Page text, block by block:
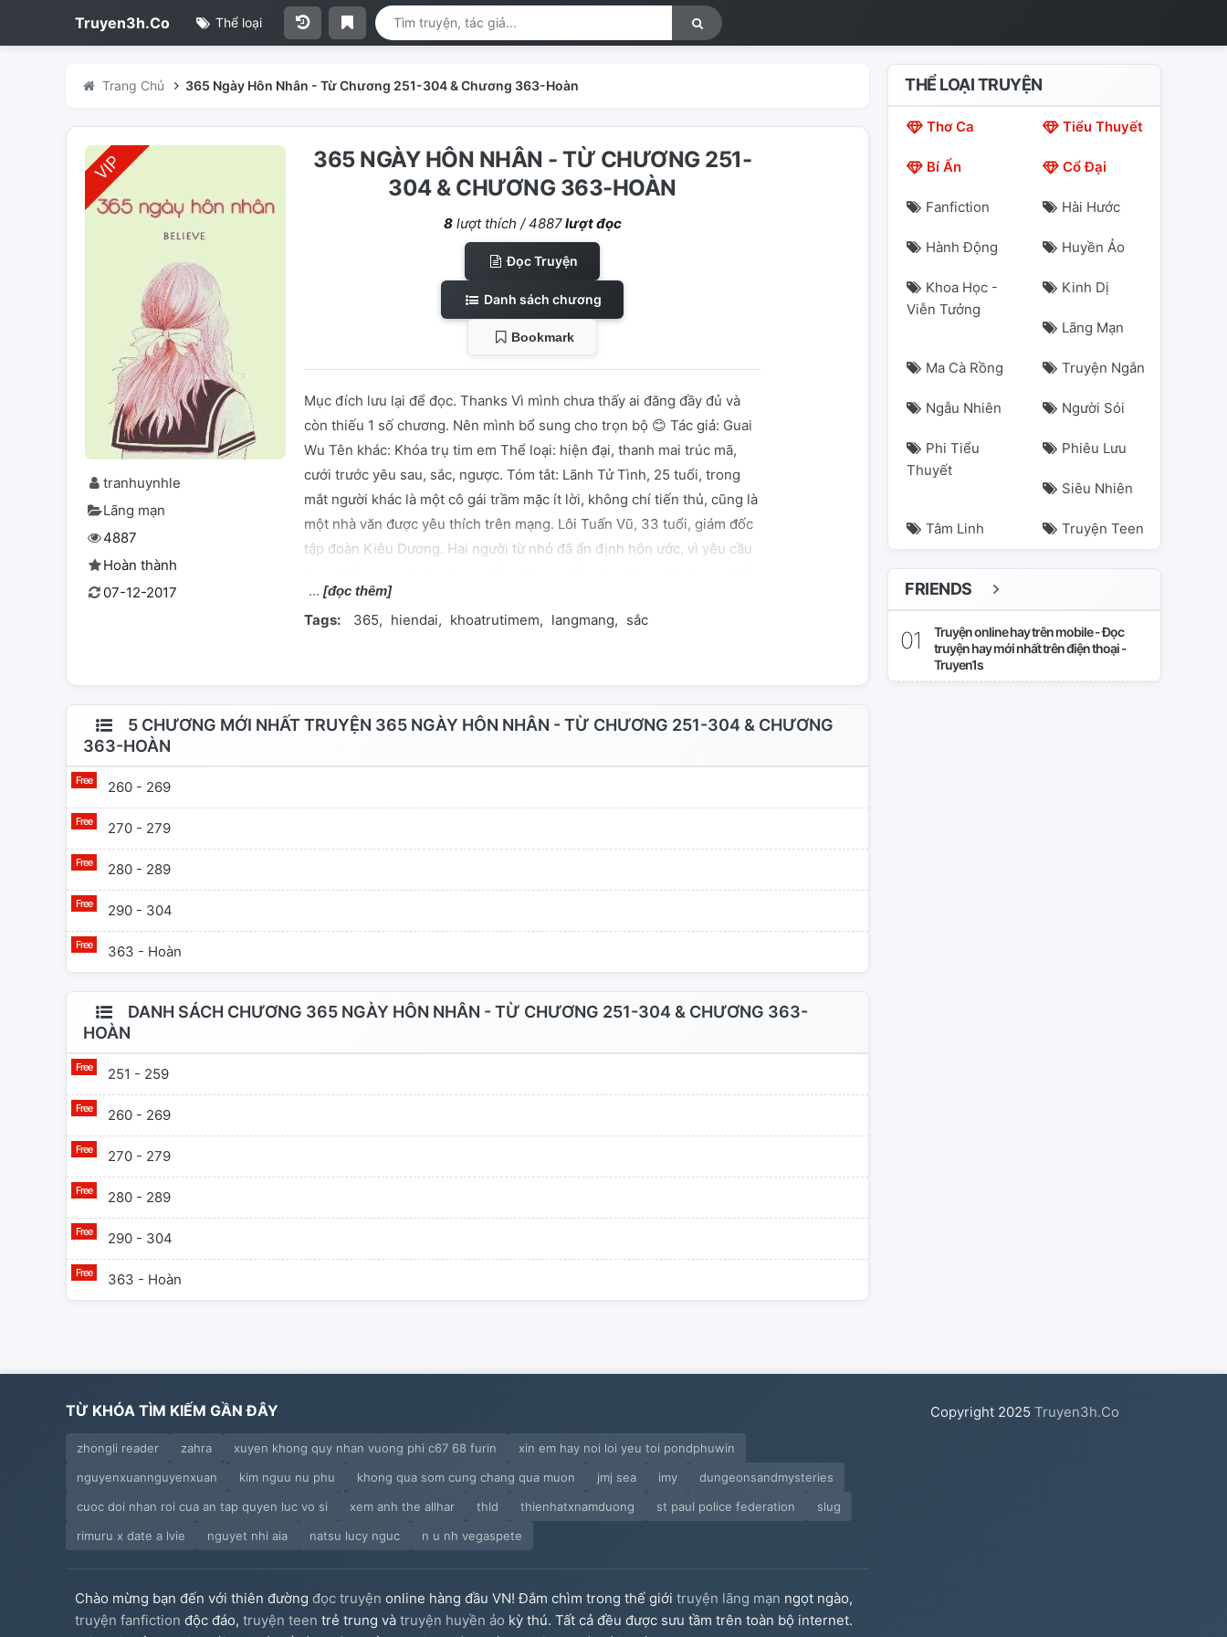
Truyen3h.Co Thể loại
Trang Chủ 365 Ngày Hôn Nhân - Từ Chương 251-304 & Chương 363-Hoàn
tranhuynhle
Lãng mạn
4887
Hoàn thành
07-12-2017
365 NGÀY HÔN NHÂN - TỪ CHƯƠNG 251-
304 & CHƯƠNG 363-HOÀN
8lượt thích /4887lượt đọc
Đọc Truyện
Danh sách chương
Bookmark
Mục đích lưu lại để đọc. Thanks Vì mình chưa thấy ai đăng đầy đủ và
còn thiếu 1 số chương. Nên mình bổ sung cho trọn bộ 😊 Tác giả: Guai
Wu Tên khác: Khóa trụ tim em Thể loại: hiện đại, thanh mai trúc mã,
cưới trước yêu sau, sắc, ngược. Tóm tắt: Lãnh Tử Tình, 25 tuổi, trong
mắt người khác là một cô gái trầm mặc ít lời, không chí tiến thủ, cũng là
một nhà văn được yêu thích trên mạng. Lôi Tuấn Vũ, 33 tuổi, giám đốc
tập đoàn Kiêu Dương. Hai người từ nhỏ đã ấn định hôn ước, vì yêu cầu
ở trước hôn kỳ, hai người nhất trí lập hợp đồng hôn nhân, chỉ có 365
ngày, ước định rất đơn giản, cấp đôi bên đầy đủ tự do... Kết hôn không
cô chẳng phải hồng nhan, sao cũng giống trong tiểu thuyết bị mất trí
cô chưa bao giờ gặp qua. Đáy mắt người đàn ông xẹt qua một tia sáng,
hắn trăm ngàn lần! Anh là người đàn ông của tôi?! Đúng mới là lạ! Lại
trốn! Nhìn những đoạn miêu tả mấy màn mây mưa thất thường trong
[đọc thêm]
Tags: 365 hiendai khoatrutimem langmang sắc
5 CHƯƠNG MỚI NHẤT TRUYỆN 365 NGÀY HÔN NHÂN - TỪ CHƯƠNG 251-304 & CHƯƠNG
363-HOÀN
260 - 269
270 - 279
280 - 289
290 - 304
363 - Hoàn
DANH SÁCH CHƯƠNG 365 NGÀY HÔN NHÂN - TỪ CHƯƠNG 251-304 & CHƯƠNG 363-
HOÀN
251 - 259
260 - 269
270 - 279
280 - 289
290 - 304
363 - Hoàn
THỂ LOẠI TRUYỆN
Thơ Ca Tiểu Thuyết
Bí Ẩn Cổ Đại
Fanfiction Hài Hước
Hành Động Huyền Ảo
Khoa Học -
Viễn Tưởng
Kinh Dị
Lãng Mạn
Ma Cà Rồng Truyện Ngắn
Ngẫu Nhiên Người Sói
Phi Tiểu
Thuyết
Phiêu Lưu
Siêu Nhiên
Tâm Linh Truyện Teen
FRIENDS
Truyện online hay trên mobile - Đọc
truyện hay mới nhất trên điện thoại -
Truyen1s
TỪ KHÓA TÌM KIẾM GẦN ĐÂY
zhongli reader zahra xuyen khong quy nhan vuong phi c67 68 furin
xin em hay noi loi yeu toi pondphuwin
nguyenxuannguyenxuan
kim nguu nu phu khong qua som cung chang qua muon jmj sea imy
dungeonsandmysteries
cuoc doi nhan roi cua an tap quyen luc vo si
xem anh the allhar thld thienhatxnamduong st paul police federation
slug
rimuru x date a lvie
nguyet nhi aia natsu lucy nguc n u nh vegaspete
Chào mừng bạn đến với thiên đường đọc truyện online hàng đầu VN! Đắm chìm trong thế giới truyện lãng mạn ngọt ngào,
truyện fanfiction độc đáo, truyện teen trẻ trung và truyện huyền ảo kỳ thú. Tất cả đều được sưu tầm trên toàn bộ internet.
Copyright 2025 Truyen3h.Co